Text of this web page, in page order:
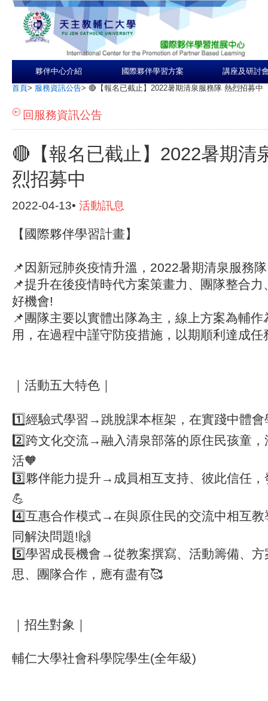
夥伴中心介紹 國際夥伴學習方案 講座及研討
首頁> 服務資訊公告> 🔴【報名已截止】2022暑期清泉服務隊 熱烈招募中
回服務資訊公告
🔴【報名已截止】2022暑期清
烈招募中
2022-04-13• 活動訊息
【國際夥伴學習計畫】
📌因新冠肺炎疫情升溫，2022暑期清泉服務
📌提升在後疫情時代方案策畫力、團隊整合
好機會!
📌團隊主要以實體出隊為主，線上方案為輔
用，在過程中謹守防疫措施，以期順利達成任
｜活動五大特色｜
1️⃣經驗式學習→跳脫課本框架，在實踐中體會
2️⃣跨文化交流→融入清泉部落的原住民孩童
活🧡
3️⃣夥伴能力提升→成員相互支持、彼此信任
💪
4️⃣互惠合作模式→在與原住民的交流中相互
同解決問題!🙌
5️⃣學習成長機會→從教案撰寫、活動籌備、
思、團隊合作，應有盡有🥰
｜招生對象｜
輔仁大學社會科學院學生(全年級)